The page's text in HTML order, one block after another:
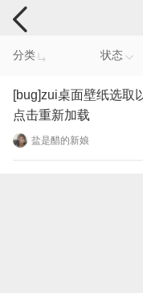
手机反馈
分类 状态
[bug]zui桌面壁纸选取
点击重新加载
盐是醋的新娘